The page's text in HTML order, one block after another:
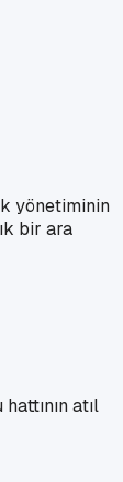
yönetiminin
bir ara
atıl